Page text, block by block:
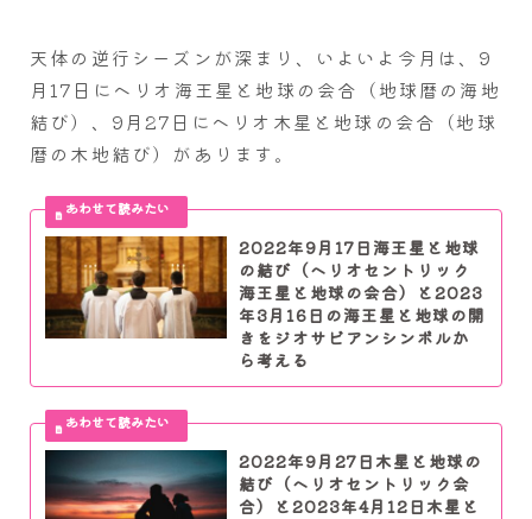
天体の逆行シーズンが深まり、いよいよ今月は、9
月17日にヘリオ海王星と地球の会合（地球暦の海地
結び）、9月27日にヘリオ木星と地球の会合（地球
暦の木地結び）があります。
2022年9月17日海王星と地球
の結び（ヘリオセントリック
海王星と地球の会合）と2023
年3月16日の海王星と地球の開
きをジオサビアンシンボルか
ら考える
2022年9月27日木星と地球の
結び（ヘリオセントリック会
合）と2023年4月12日木星と